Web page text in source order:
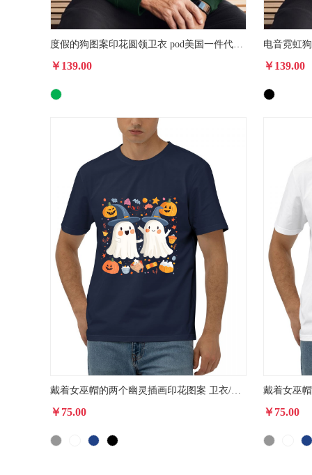
度假的狗图案印花圆领卫衣 pod美国一件代发休闲运动衫男女款
￥139.00 ￥139.00
戴着女巫帽的两个幽灵插画印花图案 卫衣/T恤印花图案
￥75.00 ￥75.00